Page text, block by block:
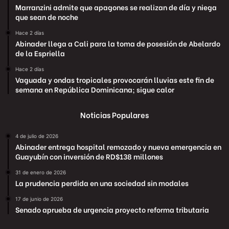
Marranzini admite que apagones se realizan de día y niega
que sean de noche
Hace 2 días
Abinader llega a Cali para la toma de posesión de Abelardo
de la Espriella
Hace 2 días
Vaguada y ondas tropicales provocarán lluvias este fin de
semana en República Dominicana; sigue calor
Noticias Populares
4 de julio de 2026
Abinader entrega hospital remozado y nueva emergencia en
Guayubín con inversión de RD$138 millones
31 de enero de 2026
La prudencia perdida en una sociedad sin modales
17 de junio de 2026
Senado aprueba de urgencia proyecto reforma tributaria